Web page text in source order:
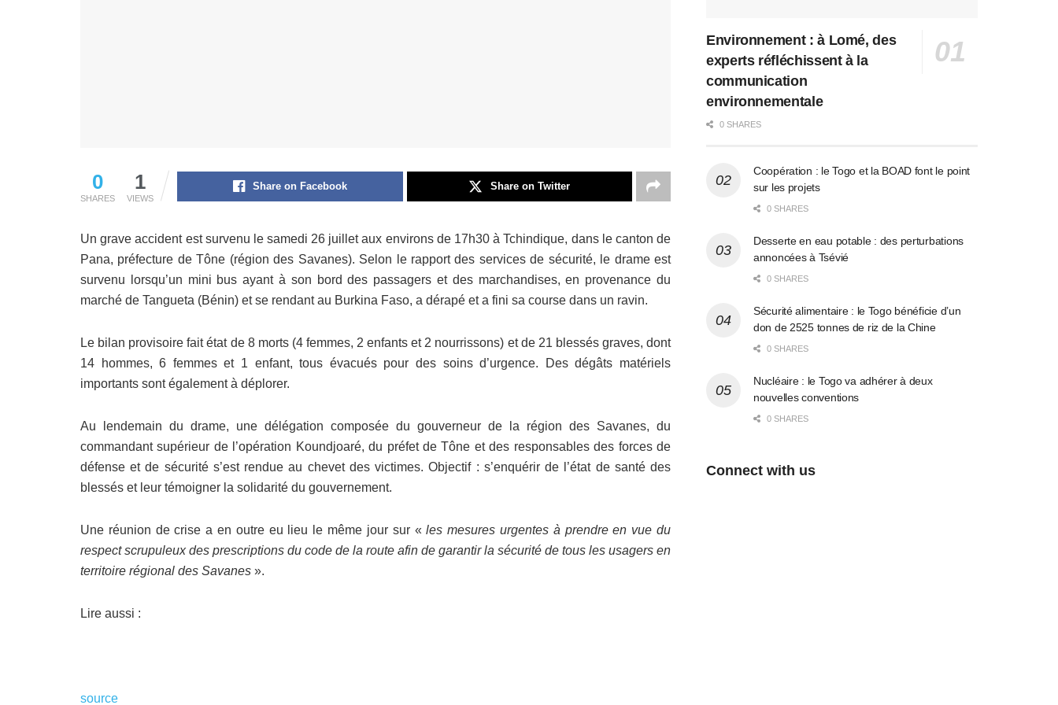
0
SHARES
1
VIEWS
Share on Facebook Share on Twitter
Un grave accident est survenu le samedi 26 juillet aux environs de 17h30 à Tchindique, dans le canton de
Pana, préfecture de Tône (région des Savanes). Selon le rapport des services de sécurité, le drame est
survenu lorsqu’un mini bus ayant à son bord des passagers et des marchandises, en provenance du
marché de Tangueta (Bénin) et se rendant au Burkina Faso, a dérapé et a fini sa course dans un ravin.
Le bilan provisoire fait état de 8 morts (4 femmes, 2 enfants et 2 nourrissons) et de 21 blessés graves, dont
14 hommes, 6 femmes et 1 enfant, tous évacués pour des soins d’urgence. Des dégâts matériels
importants sont également à déplorer.
Au lendemain du drame, une délégation composée du gouverneur de la région des Savanes, du
commandant supérieur de l’opération Koundjoaré, du préfet de Tône et des responsables des forces de
défense et de sécurité s’est rendue au chevet des victimes. Objectif : s’enquérir de l’état de santé des
blessés et leur témoigner la solidarité du gouvernement.
Une réunion de crise a en outre eu lieu le même jour sur «les mesures urgentes à prendre en vue du
respect scrupuleux des prescriptions du code de la route afin de garantir la sécurité de tous les usagers en
territoire régional des Savanes ».
Lire aussi :
source
Environnement : à Lomé, des
experts réfléchissent à la
communication
environnementale
0 SHARES
Coopération : le Togo et la BOAD font le point
sur les projets
0 SHARES
Desserte en eau potable : des perturbations
annoncées à Tsévié
0 SHARES
Sécurité alimentaire : le Togo bénéficie d’un
don de 2525 tonnes de riz de la Chine
0 SHARES
Nucléaire : le Togo va adhérer à deux
nouvelles conventions
0 SHARES
Connect with us